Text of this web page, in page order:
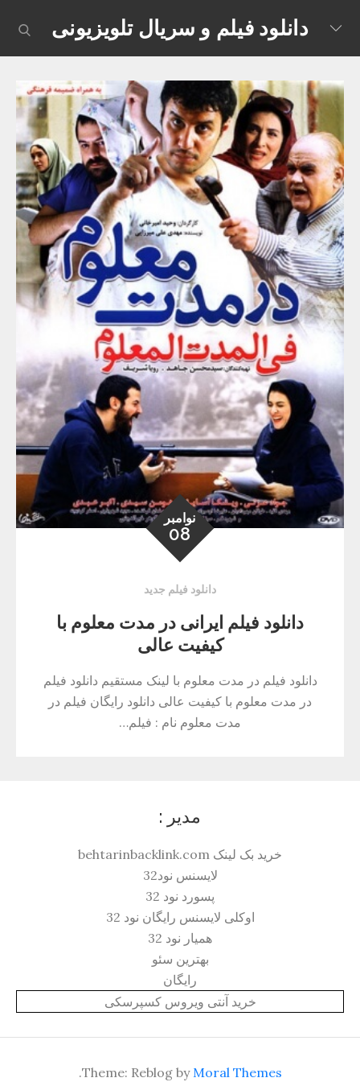
content
دانلود فیلم و سریال تلویزیونی
نوامبر
08
دانلود فیلم جدید
دانلود فیلم ایرانی در مدت معلوم با
کیفیت عالی
دانلود فیلم در مدت معلوم با لینک مستقیم دانلود فیلم
در مدت معلوم با کیفیت عالی دانلود رایگان فیلم در
مدت معلوم نام : فیلم…
مدیر :
خرید بک لینک behtarinbacklink.com
لایسنس نود32
پسورد نود 32
اوکلی لایسنس رایگان نود 32
همیار نود 32
بهترین سئو
رایگان
خرید آنتی ویروس کسپرسکی
Theme: Reblog byMoral Themes
.